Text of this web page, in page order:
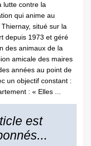
lutte contre la
qui anime au
situé sur la
depuis 1973 et géré
des animaux de la
amicale des maires
années au point de
un objectif constant :
: « Elles ...
est